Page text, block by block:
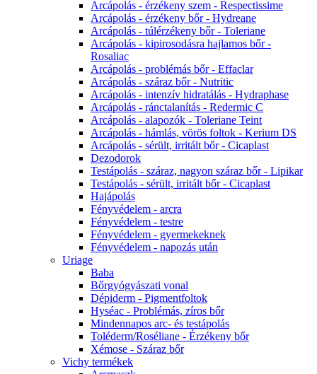
Arcápolás - érzékeny szem - Respectissime
Arcápolás - érzékeny bőr - Hydreane
Arcápolás - túlérzékeny bőr - Toleriane
Arcápolás - kipirosodásra hajlamos bőr -
Rosaliac
Arcápolás - problémás bőr - Effaclar
Arcápolás - száraz bőr - Nutritic
Arcápolás - intenzív hidratálás - Hydraphase
Arcápolás - ránctalanítás - Redermic C
Arcápolás - alapozók - Toleriane Teint
Arcápolás - hámlás, vörös foltok - Kerium DS
Arcápolás - sérült, irritált bőr - Cicaplast
Dezodorok
Testápolás - száraz, nagyon száraz bőr - Lipikar
Testápolás - sérült, irritált bőr - Cicaplast
Hajápolás
Fényvédelem - arcra
Fényvédelem - testre
Fényvédelem - gyermekeknek
Fényvédelem - napozás után
Uriage
Baba
Bőrgyógyászati vonal
Dépiderm - Pigmentfoltok
Hyséac - Problémás, zíros bőr
Mindennapos arc- és testápolás
Toléderm/Roséliane - Érzékeny bőr
Xémose - Száraz bőr
Vichy termékek